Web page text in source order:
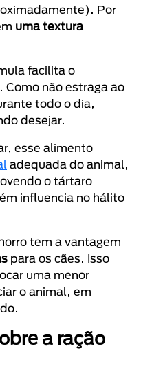
Por
uma textura
facilita o
. Como não estraga ao
todo o dia,
desejar.
esse alimento
adequada do animal,
o tártaro
influencia no hálito
tem a vantagem
para os cães. Isso
uma menor
o animal, em
a ração